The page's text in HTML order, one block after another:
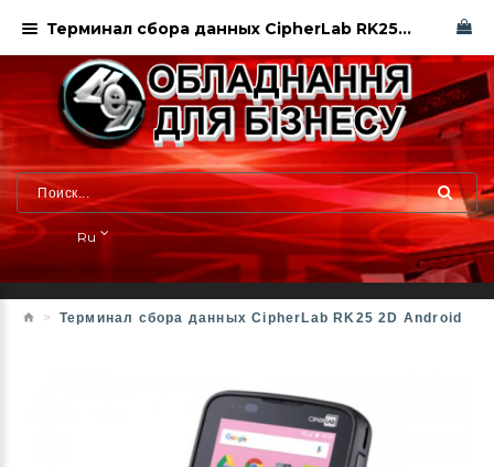
Ru
Терминал сбора данных CipherLab RK25 2D Android
Терминал сбора данных CipherLab RK25 2D Android. Харьков